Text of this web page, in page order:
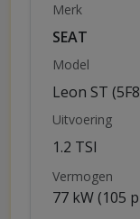
Merk
SEAT
Model
Leon ST
Uitvoering
1.2 TSI
Vermogen
77 kW (105